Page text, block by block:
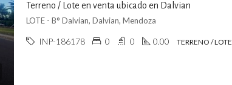
Terreno / Lote en venta ubicado en Dalvian
LOTE - B° Dalvian, Dalvian, Mendoza
INP-186178 0 0 0.00 TERRENO / LOTE